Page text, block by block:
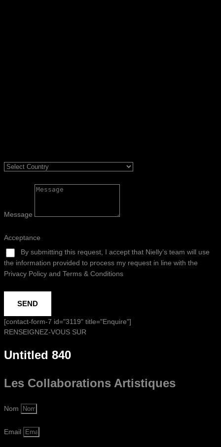
Message
Acceptance
By submitting this request, I accept that Nielly’s team will use
the information provided to process my request in line with the
Privacy Policy and Terms & Conditions
SEND
[contact-form-7 id="3119" title="Enquire"]
RENSEIGNEZ-VOUS SUR
Untitled 840
Les Collaborations Artistiques
Nom
Email